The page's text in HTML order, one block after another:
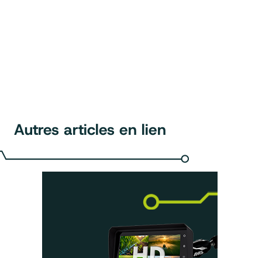
Autres articles en lien